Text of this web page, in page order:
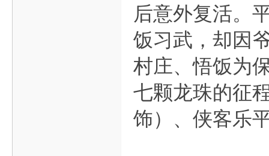
后意外复活。
饭习武，却因
村庄、悟饭为
七颗龙珠的征
饰）、侠客乐